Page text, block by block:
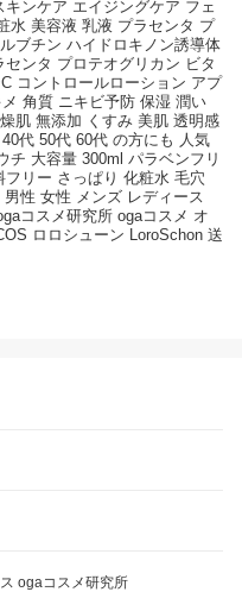
ンケア エイジングケア フェ
水 美容液 乳液 プラセンタ プ
ブチン ハイドロキノン誘導体
ンタ プロテオグリカン ビタ
コントロールローション アプ
角質 ニキビ予防 保湿 潤い
肌 無添加 くすみ 美肌 透明感
代 50代 60代 の方にも 人気
チ 大容量 300ml パラベンフリ
リー さっぱり 化粧水 毛穴
性 女性 メンズ レディース
コスメ研究所 ogaコスメ オ
ロロシューン LoroSchon 送
ogaコスメ研究所